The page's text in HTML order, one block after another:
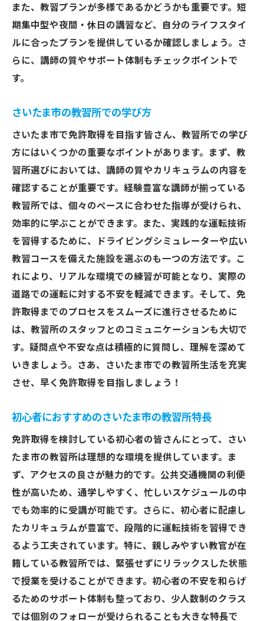
免許取得
スムーズに免許取得できるためのさいたま
市の教習所の選び方
さいたま市の免許取得を効率化！最適な教習所
効率的な免許取得に必要なさいたま市の教
さいたま市での効率的な免許取得のための
環境
効率的に免許取得を進めるための教習所の
選び方
さいたま市の教習所での効率化のための条
件
効率的な免許取得を支えるさいたま市の教
習所の特性
さいたま市で免許取得を効率化するための
最適な選択
さいたま市での免許取得プロセスを加速する教
習所選びの秘訣
プロセスを加速するための教習所の選び方
方法
加速する免許取得を実現する教習所の見つ
さいたま市の教習所で免許取得を加速させ
る秘訣
免許取得プロセスを迅速化するさいたま市
の教習所選び
プロセスを効率化するためのさいたま市の
教習所の秘訣
免許取得を早く達成するためのさいたま市内教
また、教習プランが多様であるかどうかも重要です。短
期集中型や夜間・休日の講習など、自分のライフスタイ
ルに合ったプランを提供しているか確認しましょう。さ
らに、講師の質やサポート体制もチェックポイントで
す。
さいたま市の教習所での学び方
さいたま市で免許取得を目指す皆さん、教習所での学び
方にはいくつかの重要なポイントがあります。まず、教
習所選びにおいては、講師の質やカリキュラムの内容を
確認することが重要です。経験豊富な講師が揃っている
教習所では、個々のペースに合わせた指導が受けられ、
効率的に学ぶことができます。また、実践的な運転技術
を習得するために、ドライビングシミュレーターや広い
教習コースを備えた施設を選ぶのも一つの方法です。こ
れにより、リアルな環境での練習が可能となり、実際の
道路での運転に対する不安を軽減できます。そして、免
許取得までのプロセスをスムーズに進行させるために
は、教習所のスタッフとのコミュニケーションも大切で
す。疑問点や不安な点は積極的に質問し、理解を深めて
いきましょう。さあ、さいたま市での教習所生活を充実
させ、早く免許取得を目指しましょう！
初心者におすすめのさいたま市の教習所特長
免許取得を検討している初心者の皆さんにとって、さい
たま市の教習所は理想的な環境を提供しています。ま
ず、アクセスの良さが魅力的です。公共交通機関の利便
性が高いため、通学しやすく、忙しいスケジュールの中
でも効率的に受講が可能です。さらに、初心者に配慮し
たカリキュラムが豊富で、段階的に運転技術を習得でき
るよう工夫されています。特に、親しみやすい教官が在
籍している教習所では、緊張せずにリラックスした状態
で授業を受けることができます。初心者の不安を和らげ
るためのサポート体制も整っており、少人数制のクラス
では個別のフォローが受けられることも大きな特長で